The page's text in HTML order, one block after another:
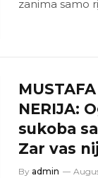
zanima samo
NERIJA:
sukoba
Zar vas
By admin